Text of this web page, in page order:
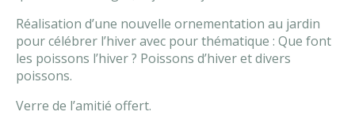
Réalisation d’une nouvelle ornementation au jardin
pour célébrer l’hiver avec pour thématique : Que font
les poissons l’hiver ? Poissons d’hiver et divers
poissons.
Verre de l’amitié offert.